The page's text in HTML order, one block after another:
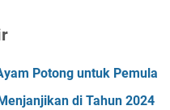
Potong untuk Pemula
di Tahun 2024